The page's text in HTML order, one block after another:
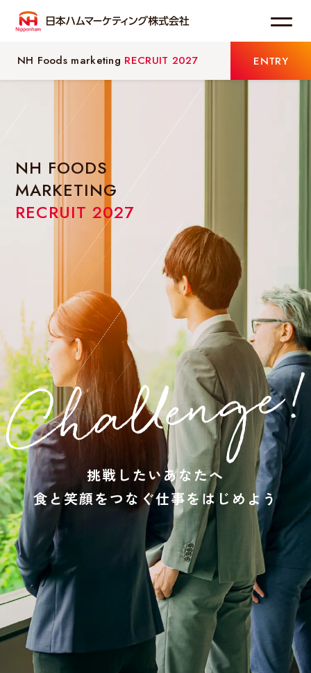
わたしたちについて
事業紹介
お知らせ
採用情報
メッセージ
会社を知る
働き方を知る
社員を知る
募集要項
NH Foods marketing RECRUIT 2027 ENTRY
NH FOODS
MARKETING
RECRUIT 2027
挑戦したいあなたへ
食と笑顔をつなぐ仕事をはじめよう